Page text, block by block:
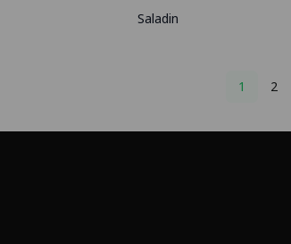
Saladin
Posts
1 2